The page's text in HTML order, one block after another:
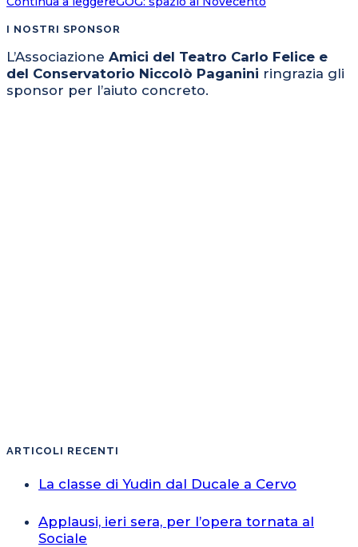
I NOSTRI SPONSOR
L’Associazione Amici del Teatro Carlo Felice e
del Conservatorio Niccolò Paganini ringrazia gli
sponsor per l’aiuto concreto.
ARTICOLI RECENTI
La classe di Yudin dal Ducale a Cervo
Applausi, ieri sera, per l’opera tornata al
Sociale